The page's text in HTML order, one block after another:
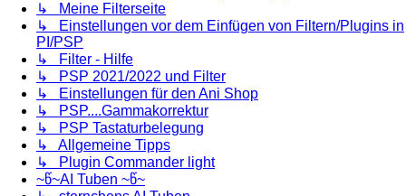
↳ Meine Filterseite
↳ Einstellungen vor dem Einfügen von Filtern/Plugins in
PI/PSP
↳ Filter - Hilfe
↳ PSP 2021/2022 und Filter
↳ Einstellungen für den Ani Shop
↳ PSP....Gammakorrektur
↳ PSP Tastaturbelegung
↳ Allgemeine Tipps
↳ Plugin Commander light
~წ~AI Tuben ~წ~